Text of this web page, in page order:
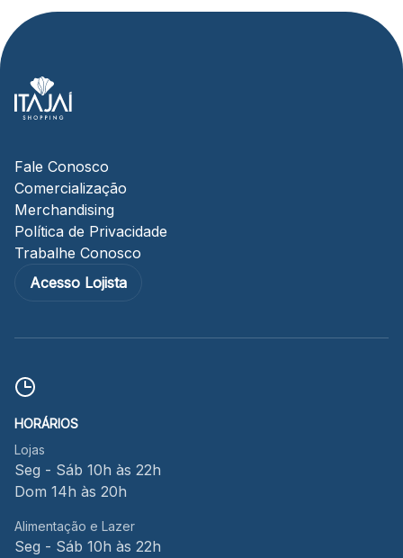
Fale Conosco
Comercialização
Merchandising
Política de Privacidade
Trabalhe Conosco
Acesso Lojista
HORÁRIOS
Lojas
Seg - Sáb 10h às 22h
Dom 14h às 20h
Alimentação e Lazer
Seg - Sáb 10h às 22h